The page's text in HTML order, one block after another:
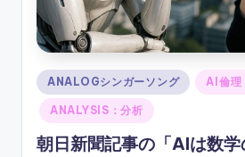
Posted
in
ANALOGシンガーソング AI倫理
ANALYSIS：分析
朝日新聞記事の「AIは数学